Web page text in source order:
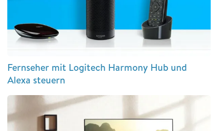
Fernseher mit Logitech Harmony Hub und
Alexa steuern